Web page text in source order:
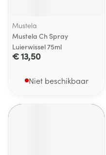
Mustela
Mustela Ch Spray
Luierwissel 75ml
€ 13,50
Niet beschikbaar